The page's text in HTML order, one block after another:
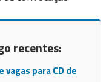
recentes:
para CD de